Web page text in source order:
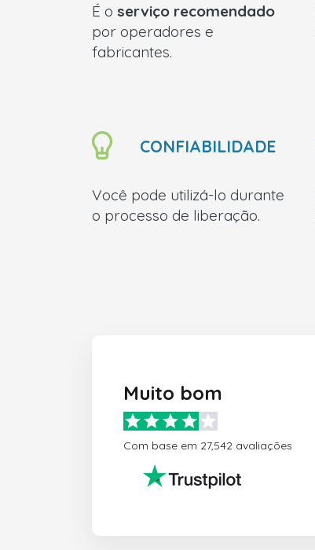
É o serviço recomendado
por operadores e
fabricantes.
CONFIABILIDADE
Você pode utilizá-lo durante
o processo de liberação.
Muito bom
Com base em 27,542 avaliações